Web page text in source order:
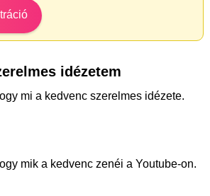
idézetem
mi a kedvenc szerelmes idézete.
mik a kedvenc zenéi a Youtube-on.